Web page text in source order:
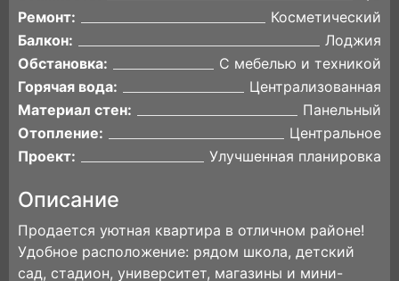
Ремонт:
Косметический
Балкон:
Лоджия
Обстановка:
С мебелью и техникой
Горячая вода:
Централизованная
Материал стен:
Панельный
Отопление:
Центральное
Проект:
Улучшенная планировка
Описание
Продается уютная квартира в отличном районе!
Удобное расположение: рядом школа, детский
сад, стадион, университет, магазины и мини-